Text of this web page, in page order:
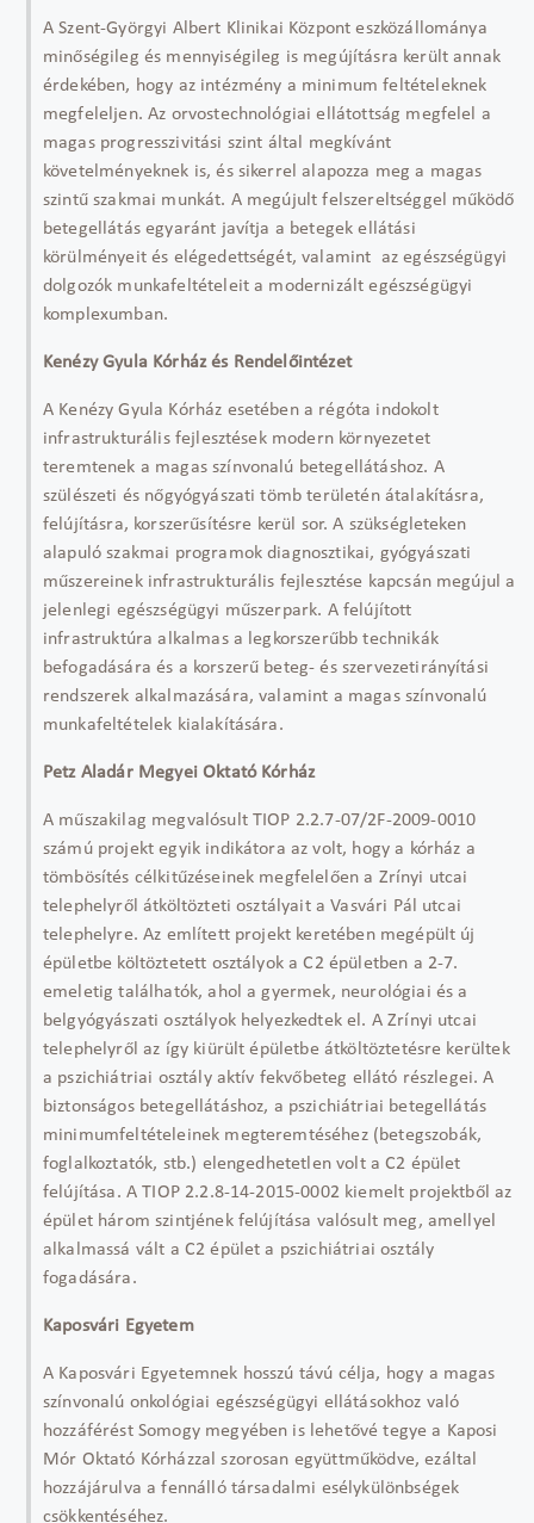
A Szent-Györgyi Albert Klinikai Központ eszközállománya
minőségileg és mennyiségileg is megújításra került annak
érdekében, hogy az intézmény a minimum feltételeknek
megfeleljen. Az orvostechnológiai ellátottság megfelel a
magas progresszivitási szint által megkívánt
követelményeknek is, és sikerrel alapozza meg a magas
szintű szakmai munkát. A megújult felszereltséggel működő
betegellátás egyaránt javítja a betegek ellátási
körülményeit és elégedettségét, valamint az egészségügyi
dolgozók munkafeltételeit a modernizált egészségügyi
komplexumban.
Kenézy Gyula Kórház és Rendelőintézet
A Kenézy Gyula Kórház esetében a régóta indokolt
infrastrukturális fejlesztések modern környezetet
teremtenek a magas színvonalú betegellátáshoz. A
szülészeti és nőgyógyászati tömb területén átalakításra,
felújításra, korszerűsítésre kerül sor. A szükségleteken
alapuló szakmai programok diagnosztikai, gyógyászati
műszereinek infrastrukturális fejlesztése kapcsán megújul a
jelenlegi egészségügyi műszerpark. A felújított
infrastruktúra alkalmas a legkorszerűbb technikák
befogadására és a korszerű beteg- és szervezetirányítási
rendszerek alkalmazására, valamint a magas színvonalú
munkafeltételek kialakítására.
Petz Aladár Megyei Oktató Kórház
A műszakilag megvalósult TIOP 2.2.7-07/2F-2009-0010
számú projekt egyik indikátora az volt, hogy a kórház a
tömbösítés célkitűzéseinek megfelelően a Zrínyi utcai
telephelyről átköltözteti osztályait a Vasvári Pál utcai
telephelyre. Az említett projekt keretében megépült új
épületbe költöztetett osztályok a C2 épületben a 2-7.
emeletig találhatók, ahol a gyermek, neurológiai és a
belgyógyászati osztályok helyezkedtek el. A Zrínyi utcai
telephelyről az így kiürült épületbe átköltöztetésre kerültek
a pszichiátriai osztály aktív fekvőbeteg ellátó részlegei. A
biztonságos betegellátáshoz, a pszichiátriai betegellátás
minimumfeltételeinek megteremtéséhez (betegszobák,
foglalkoztatók, stb.) elengedhetetlen volt a C2 épület
felújítása. A TIOP 2.2.8-14-2015-0002 kiemelt projektből az
épület három szintjének felújítása valósult meg, amellyel
alkalmassá vált a C2 épület a pszichiátriai osztály
fogadására.
Kaposvári Egyetem
A Kaposvári Egyetemnek hosszú távú célja, hogy a magas
színvonalú onkológiai egészségügyi ellátásokhoz való
hozzáférést Somogy megyében is lehetővé tegye a Kaposi
Mór Oktató Kórházzal szorosan együttműködve, ezáltal
hozzájárulva a fennálló társadalmi esélykülönbségek
csökkentéséhez.